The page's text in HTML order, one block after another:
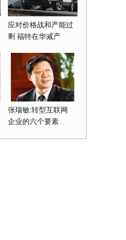
应对价格战和产能过
剩 福特在华减产
张瑞敏:转型互联网
企业的六个要素